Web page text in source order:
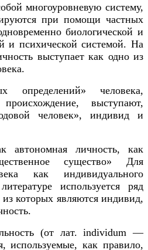
многоуровневую систему,
при помощи частных
биологической и
и психической системой. На
выступает как одно из
определений» человека,
выступают,
человек», индивид и
автономная личность, как
существо» Для
как индивидуального
используется ряд
которых являются индивид,
(от лат. individum —
как правило,